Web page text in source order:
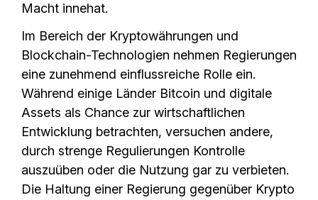
Macht innehat.
Im Bereich der Kryptowährungen und
Blockchain-Technologien nehmen Regierungen
eine zunehmend einflussreiche Rolle ein.
Während einige Länder Bitcoin und digitale
Assets als Chance zur wirtschaftlichen
Entwicklung betrachten, versuchen andere,
durch strenge Regulierungen Kontrolle
auszuüben oder die Nutzung gar zu verbieten.
Die Haltung einer Regierung gegenüber Krypto